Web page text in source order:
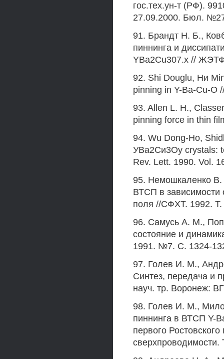
гос.тех.ун-т (РФ).
27.09.2000. Бюл.
91. Брандт Н. Б.,
пиннинга и
YBa2Cu307.x //
92. Shi Douglu, Ни
pinning in Y-Ba-Cu-O
93. Allen L. H.,
pinning force in thin
94. Wu Dong-Ho,
УВа2Си3Оу crystals:
Rev. Lett. 1990. Vol.
95. Немошкаленко
ВТСП в зависимости
поля //СФХТ. 1992.
96. Самусь А. М.,
состояние и
1991. №7. С. 1324-
97. Голев И. М.,
Синтез, передача и
науч. тр. Воронеж:
98. Голев И. М.,
пиннинга в ВТСП Y-
первого
сверхпроводимости.